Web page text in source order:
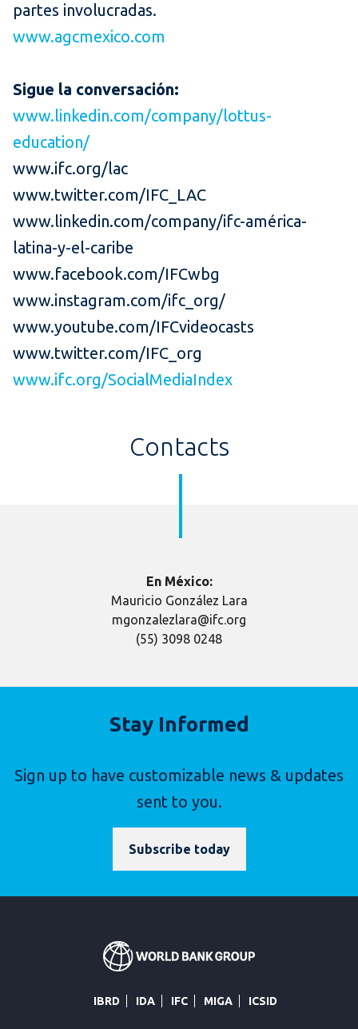
partes involucradas.
www.agcmexico.com
Sigue la conversación:
www.linkedin.com/company/lottus-
education/
www.ifc.org/lac
www.twitter.com/IFC_LAC
www.linkedin.com/company/ifc-américa-
latina-y-el-caribe
www.facebook.com/IFCwbg
www.instagram.com/ifc_org/
www.youtube.com/IFCvideocasts
www.twitter.com/IFC_org
www.ifc.org/SocialMediaIndex
Contacts
En México:
Mauricio González Lara
mgonzalezlara@ifc.org
(55) 3098 0248​
Stay Informed
Sign up to have customizable news & updates
sent to you.
Subscribe today
IBRD IDA IFC MIGA ICSID